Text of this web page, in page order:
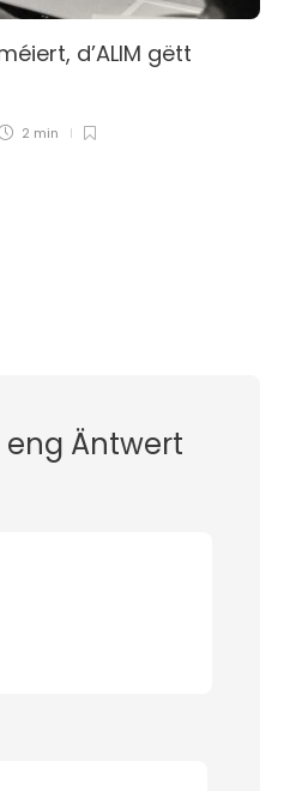
d’ALIM gëtt
2 min
eng Äntwert